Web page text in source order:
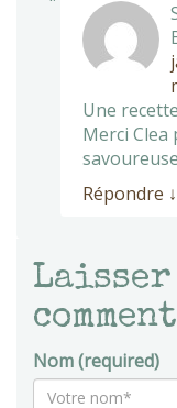
Une
Merci
Répondre ↓
Laisser
Nom (required)